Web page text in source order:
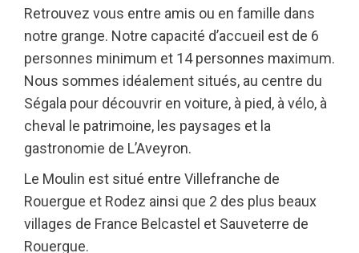
Retrouvez vous entre amis ou en famille dans
notre grange. Notre capacité d’accueil est de 6
personnes minimum et 14 personnes maximum.
Nous sommes idéalement situés, au centre du
Ségala pour découvrir en voiture, à pied, à vélo, à
cheval le patrimoine, les paysages et la
gastronomie de L’Aveyron.
Le Moulin est situé entre Villefranche de
Rouergue et Rodez ainsi que 2 des plus beaux
villages de France Belcastel et Sauveterre de
Rouergue.